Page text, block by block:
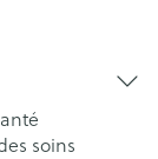
soins